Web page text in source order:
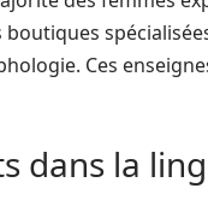
Ces
dans la